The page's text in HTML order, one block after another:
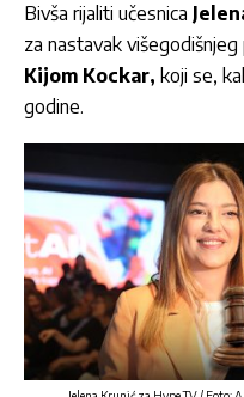
Bivša rijaliti učesnica
za nastavak
Kijom Kockar, koji se,
godine.